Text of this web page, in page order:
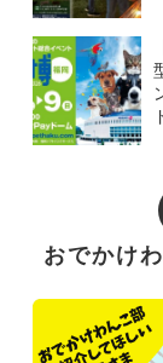
おでかけ